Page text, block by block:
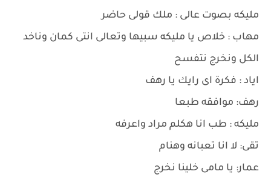
مليكه بصوت عالى : ملك قولى حاضر
مهاب : خلاص يا مليكه سبيها وتعالى انتى كمان وناخد
الكل ونخرج نتفسح
اياد : فكرة اى رايك يا رهف
رهف: موافقه طبعا
مليكه : طب انا هكلم مراد واعرفه
تقى: لا انا تعبانه وهنام
عمار: يا مامى خلينا نخرج